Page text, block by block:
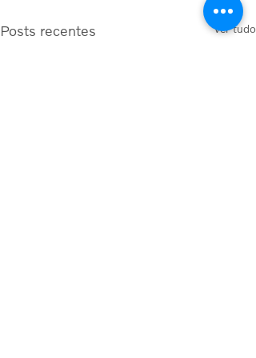
Posts recentes Ver tudo